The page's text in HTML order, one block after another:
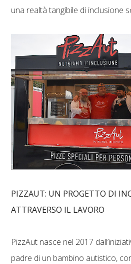
una realtà tangibile di inclusione
PIZZAUT: UN PROGETTO DI
ATTRAVERSO IL LAVORO
PizzAut nasce nel 2017
padre di un bambino autistico,